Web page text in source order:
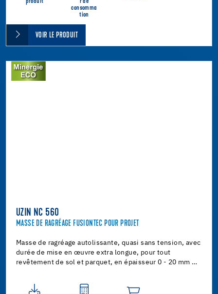
consomma
tion
VOIR LE PRODUIT
UZIN NC 560
MASSE DE RAGRÉAGE FUSIONTEC POUR PROJET
Masse de ragréage autolissante, quasi sans tension, avec
durée de mise en œuvre extra longue, pour tout
revêtement de sol et parquet, en épaisseur 0 - 20 mm …